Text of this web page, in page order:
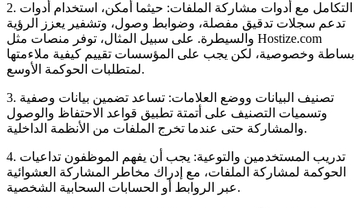
2. التكامل مع أدوات مشاركة الملفات: حيثما أمكن، استخدام أدوات
تدعم سجلات تدقيق مفصلة، وضوابط وصول، وتشفير يعزز الرؤية
والسيطرة. على سبيل المثال، توفر منصات مثل Hostize.com
بساطة وخصوصية، لكن يجب على المؤسسات تقييم كيفية ملاءمتها
لمتطلبات الحوكمة الأوسع.
3. تصنيف البيانات ووضع العلامات: تساعد تضمين بيانات وصفية
وتسميات التصنيف على أتمتة تطبيق قواعد الاحتفاظ والوصول
والمشاركة حتى عندما تخرج الملفات من الأنظمة الداخلية.
4. تدريب المستخدمين والتوعية: يجب أن يفهم الموظفون تداعيات
الحوكمة لمشاركة الملفات، مع إدراك مخاطر المشاركة العشوائية
عبر الروابط أو الحسابات السحابية الشخصية.